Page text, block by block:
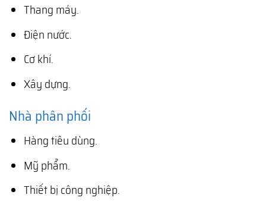
Thang máy.
Điện nước.
Cơ khí.
Xây dựng.
Nhà phân phối
Hàng tiêu dùng.
Mỹ phẩm.
Thiết bị công nghiệp.